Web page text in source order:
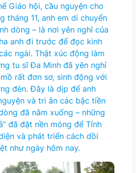
Giáo hội, cầu nguyện cho
tháng 11, anh em di chuyển
dòng – là nơi yên nghỉ của
anh đi trước để đọc kinh
ngài. Thật xúc động làm
tu sĩ Đa Minh đã yên nghỉ
rất đơn sơ, sinh động với
đèn. Đây là dịp để anh
và tri ân các bậc tiền
đã nằm xuống – những
đã đặt nền móng để Tỉnh
và phát triển cách dồi
như ngày hôm nay.